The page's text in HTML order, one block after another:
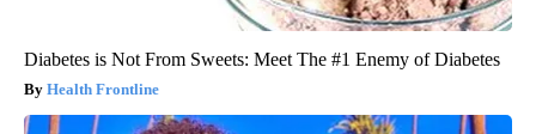
Diabetes is Not From Sweets: Meet The #1 Enemy of Diabetes
Health Frontline